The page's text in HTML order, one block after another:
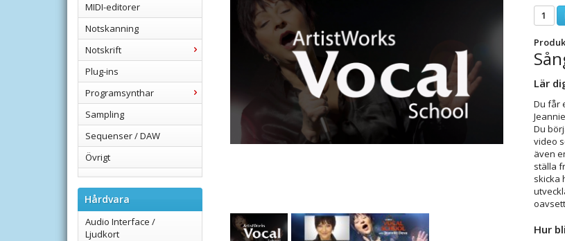
MIDI-editorer
Notskanning
Notskrift
Plug-ins
Programsynthar
Sampling
Sequenser / DAW
Övrigt
Hårdvara
Audio Interface /
Ljudkort
Lär
Du får
Du
video
även
ställa
skicka
Hur